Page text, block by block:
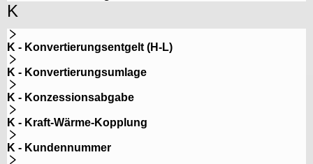
K
K - Konvertierungsentgelt (H-L)
K - Konvertierungsumlage
K - Konzessionsabgabe
K - Kraft-Wärme-Kopplung
K - Kundennummer